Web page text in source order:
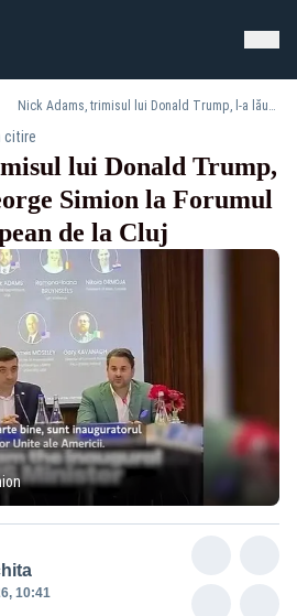
Nick Adams, trimisul lui Donald Trump, l-a lăudat pe George Simion la Forumul Economic European de la Cluj
citire
lui Donald Trump,
Simion la Forumul
de la Cluj
10:41